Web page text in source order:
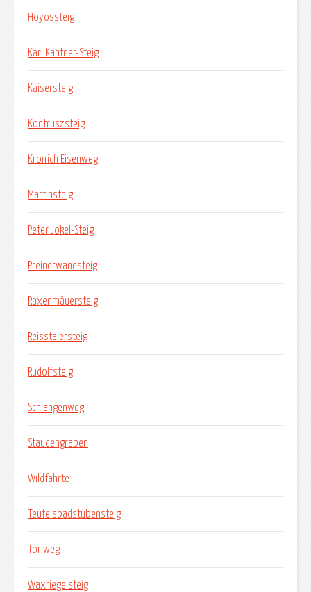
Hoyossteig
Karl Kantner-Steig
Kaisersteig
Kontruszsteig
Kronich Eisenweg
Martinsteig
Peter Jokel-Steig
Preinerwandsteig
Raxenmäuersteig
Reisstalersteig
Rudolfsteig
Schlangenweg
Staudengraben
Wildfährte
Teufelsbadstubensteig
Törlweg
Waxriegelsteig